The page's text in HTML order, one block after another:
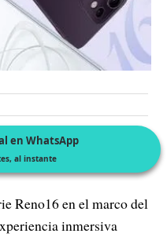
en WhatsApp
al instante
Reno16 en el marco del
inmersiva